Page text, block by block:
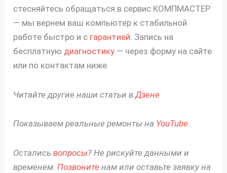
стесняйтесь обращаться в сервис КОМПМАСТЕР
— мы вернем ваш компьютер к стабильной
работе быстро и с гарантией . Запись на
бесплатную диагностику — через форму на сайте
или по контактам ниже.
Читайте другие наши статьи вДзене
Показываем реальные ремонты на YouTube
Осталисьвопросы? Не рискуйте данными и
временем.Позвоните нам или оставьте заявку на